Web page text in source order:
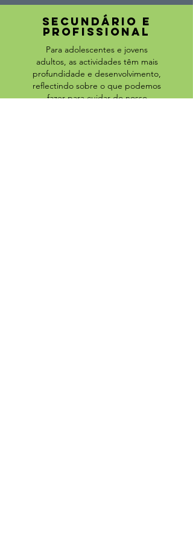
secundário e
profissional
Para adolescentes e jovens
adultos, as actividades têm mais
profundidade e desenvolvimento,
reflectindo sobre o que podemos
fazer para cuidar do nosso